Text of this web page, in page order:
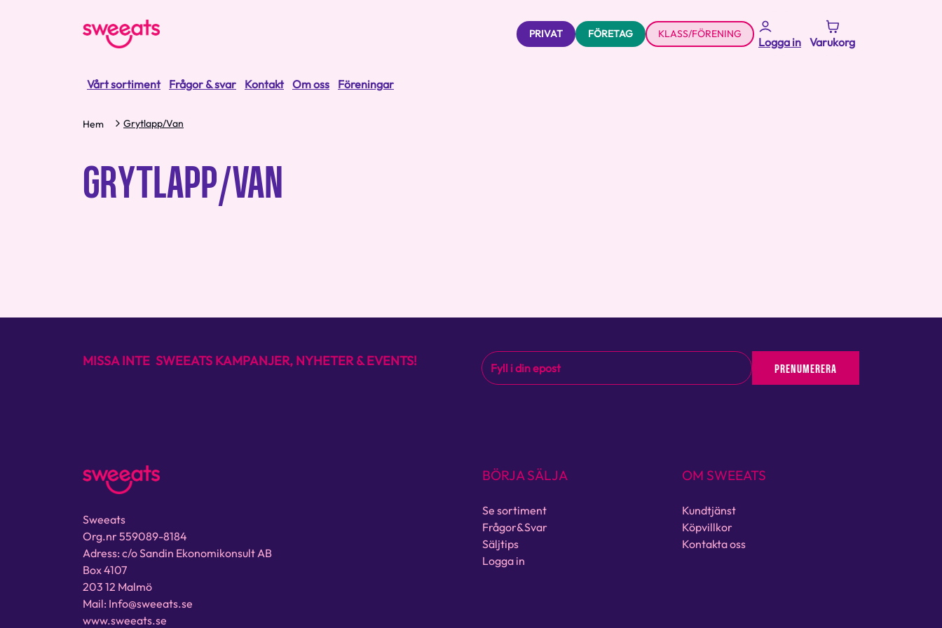
PRIVAT FÖRETAG KLASS/FÖRENING
Logga in Varukorg
Vårt sortiment Frågor & svar Kontakt Om oss Föreningar
Hem Grytlapp/Van
GRYTLAPP/VAN
MISSA INTE SWEEATS KAMPANJER, NYHETER & EVENTS! PRENUMERERA
Sweeats
Org.nr 559089-8184
Adress: c/o Sandin Ekonomikonsult AB
Box 4107
203 12 Malmö
Mail: Info@sweeats.se
www.sweeats.se
BÖRJA SÄLJA
Se sortiment
Frågor&Svar
Säljtips
Logga in
OM SWEEATS
Kundtjänst
Köpvillkor
Kontakta oss